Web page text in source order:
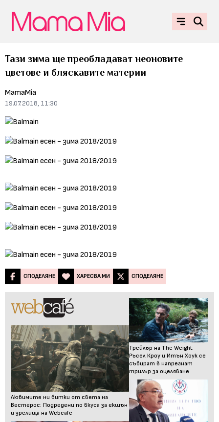
Тази зима ще преобладават неоновите
цветове и бляскавите материи
MamaMia
19.07.2018, 11:30
СПОДЕЛЯНЕ ХАРЕСВА МИ СПОДЕЛЯНЕ
Любимите ни битки от света на
Вестерос: Подредени по вкуса за екшън
и зрелища на Webcafe
Трейлър на The Weight:
Ръсел Кроу и Итън Хоук се
събират в напрегнат
трилър за оцеляване